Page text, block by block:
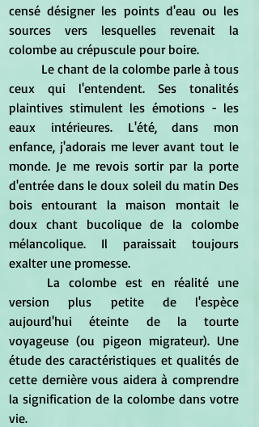
censé désigner les points d'eau ou les
sources vers lesquelles revenait la
colombe au crépuscule pour boire.
ceux qui l'entendent. Ses tonalités
plaintives stimulent les émotions - les
eaux intérieures. L'été, dans mon
enfance, j'adorais me lever avant tout le
monde. Je me revois sortir par la porte
d'entrée dans le doux soleil du matin Des
bois entourant la maison montait le
doux chant bucolique de la colombe
mélancolique. Il paraissait toujours
exalter une promesse.
version plus petite de l'espèce
aujourd'hui éteinte de la tourte
voyageuse (ou pigeon migrateur). Une
étude des caractéristiques et qualités de
cette dernière vous aidera à comprendre
la signification de la colombe dans votre
vie.